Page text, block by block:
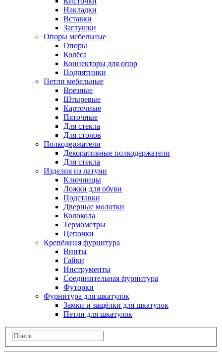
Накладки
Вставки
Заглушки
Опоры мебельные
Опоры
Колёса
Коннекторы для опор
Подпятники
Петли мебельные
Врезные
Штыревые
Карточные
Пяточные
Для стекла
Для столов
Полкодержатели
Декоративные полкодержатели
Для стекла
Изделия из латуни
Ключницы
Ложки для обуви
Подставки
Дверные молотки
Колокола
Термометры
Цепочки
Крепёжная фурнитура
Винты
Гайки
Инструменты
Соединительная фурнитура
Футорки
Фурнитура для шкатулок
Замки и защёлки для шкатулок
Петли для шкатулок